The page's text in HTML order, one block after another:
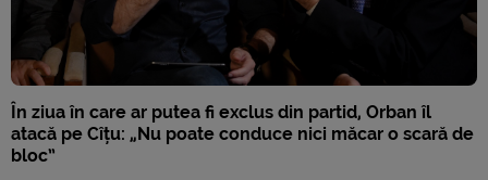
În ziua în care ar putea fi exclus din partid, Orban îl
atacă pe Cîțu: „Nu poate conduce nici măcar o scară de
bloc”